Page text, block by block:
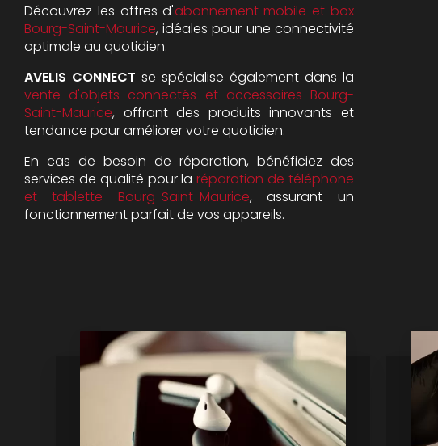
Découvrez les offres d'abonnement mobile et box
Bourg-Saint-Maurice, idéales pour une connectivité
optimale au quotidien.
AVELIS CONNECT se spécialise également dans la
vente d'objets connectés et accessoires Bourg-
Saint-Maurice, offrant des produits innovants et
tendance pour améliorer votre quotidien.
En cas de besoin de réparation, bénéficiez des
services de qualité pour laréparation de téléphone
et tablette Bourg-Saint-Maurice, assurant un
fonctionnement parfait de vos appareils.